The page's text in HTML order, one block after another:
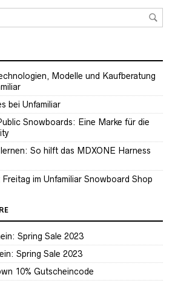
Modelle und Kaufberatung
bei Unfamiliar
Snowboards: Eine Marke für die
So hilft das MDXONE Harness
im Unfamiliar Snowboard Shop
Spring Sale 2023
Spring Sale 2023
10% Gutscheincode